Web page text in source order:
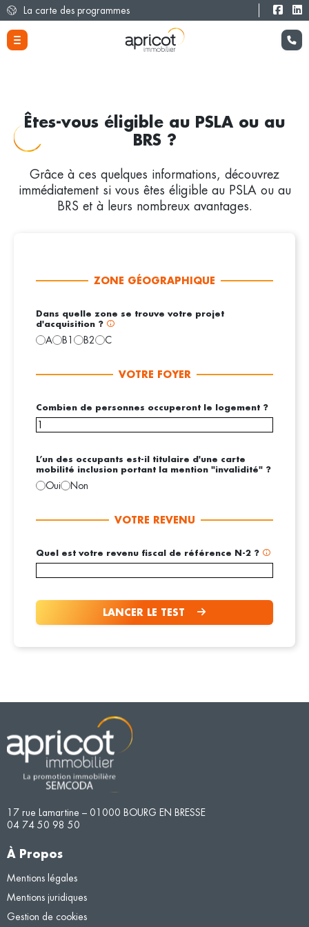
La carte des programmes
Êtes-vous éligible au PSLA ou au
BRS ?
Grâce à ces quelques informations, découvrez
immédiatement si vous êtes éligible au PSLA ou au
BRS et à leurs nombreux avantages.
ZONE GÉOGRAPHIQUE
Dans quelle zone se trouve votre projet
d'acquisition ?
Area(Nécessaire)
A B1 B2 C
VOTRE FOYER
Combien de personnes occuperont le logement ?
Number
of
L’un des occupants est-il titulaire d'une carte
mobilité inclusion portant la mention "invalidité" ?
L’un des
d'une carte
inclusion
portant la
Oui Non
VOTRE REVENU
Quel est votre revenu fiscal de référence N-2 ?
LANCER LE TEST
17 rue Lamartine – 01000 BOURG EN BRESSE
04 74 50 98 50
À Propos
Mentions légales
Mentions juridiques
Gestion de cookies